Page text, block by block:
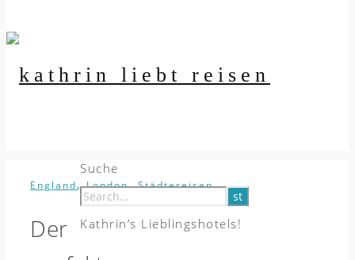
England,London,Städtereisen
Der
Suche
Kathrin’s Lieblingshotels!